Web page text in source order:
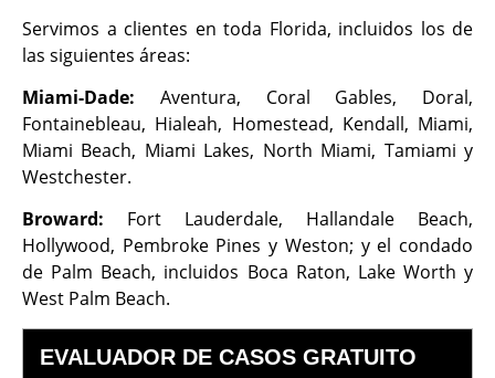
Servimos a clientes en toda Florida, incluidos los de
las siguientes áreas:
Miami-Dade: Aventura, Coral Gables, Doral,
Fontainebleau, Hialeah, Homestead, Kendall, Miami,
Miami Beach, Miami Lakes, North Miami, Tamiami y
Westchester.
Broward: Fort Lauderdale, Hallandale Beach,
Hollywood, Pembroke Pines y Weston; y el condado
de Palm Beach, incluidos Boca Raton, Lake Worth y
West Palm Beach.
EVALUADOR DE CASOS GRATUITO